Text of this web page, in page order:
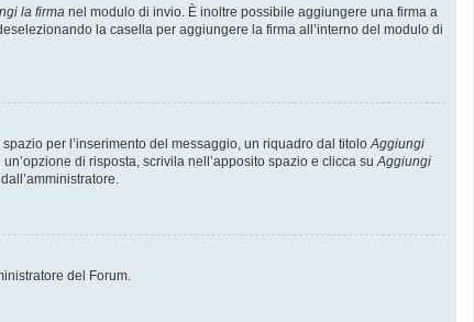
la firma nel modulo di invio. È inoltre possibile aggiungere una firma a
la casella per aggiungere la firma all’interno del modulo di
per l’inserimento del messaggio, un riquadro dal titoloAggiungi
di risposta, scrivila nell’apposito spazio e clicca suAggiungi
del Forum.